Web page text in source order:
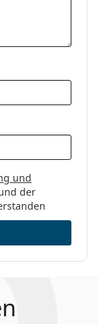
und
der